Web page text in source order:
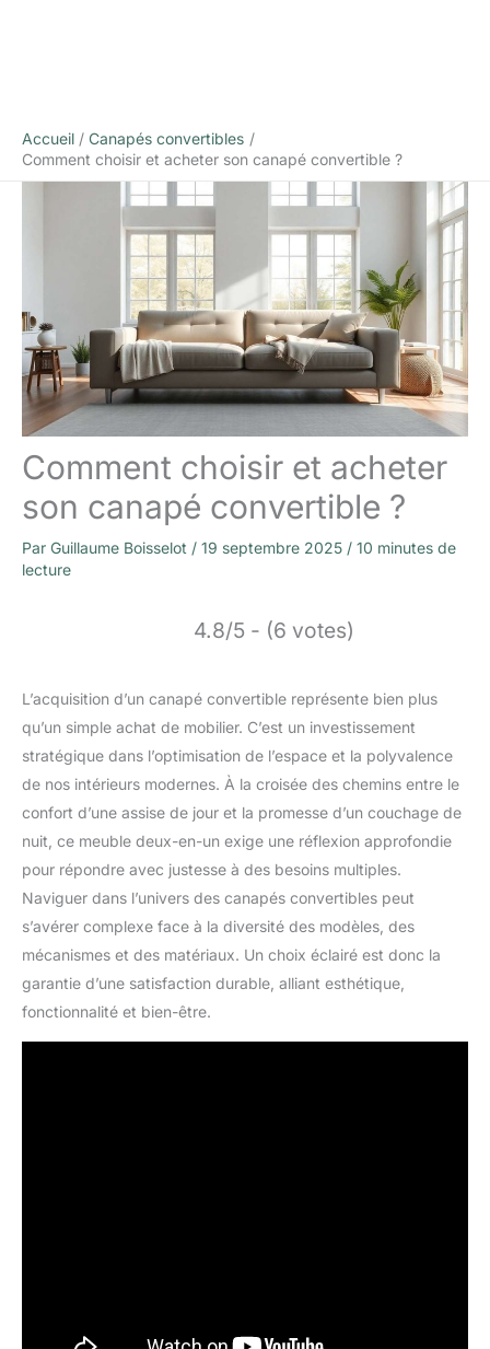
Accueil
Canapés convertibles
Comment choisir et acheter son canapé convertible ?
Comment choisir et acheter
son canapé convertible ?
Par Guillaume Boisselot / 19 septembre 2025 / 10 minutes de
lecture
4.8/5 - (6 votes)
L’acquisition d’un canapé convertible représente bien plus
qu’un simple achat de mobilier. C’est un investissement
stratégique dans l’optimisation de l’espace et la polyvalence
de nos intérieurs modernes. À la croisée des chemins entre le
confort d’une assise de jour et la promesse d’un couchage de
nuit, ce meuble deux-en-un exige une réflexion approfondie
pour répondre avec justesse à des besoins multiples.
Naviguer dans l’univers des canapés convertibles peut
s’avérer complexe face à la diversité des modèles, des
mécanismes et des matériaux. Un choix éclairé est donc la
garantie d’une satisfaction durable, alliant esthétique,
fonctionnalité et bien-être.